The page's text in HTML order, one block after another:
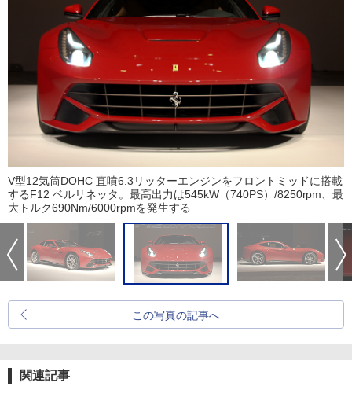
V型12気筒DOHC 直噴6.3リッターエンジンをフロントミッドに搭載
するF12 ベルリネッタ。最高出力は545kW（740PS）/8250rpm、最
大トルク690Nm/6000rpmを発生する
この写真の記事へ
関連記事